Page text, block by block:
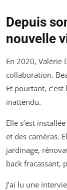
Depuis
nouvelle
En 2020, Valérie
collaboration.
Et pourtant,
inattendu.
Elle s’est
et des caméras.
jardinage,
back fracassant,
J’ai lu une